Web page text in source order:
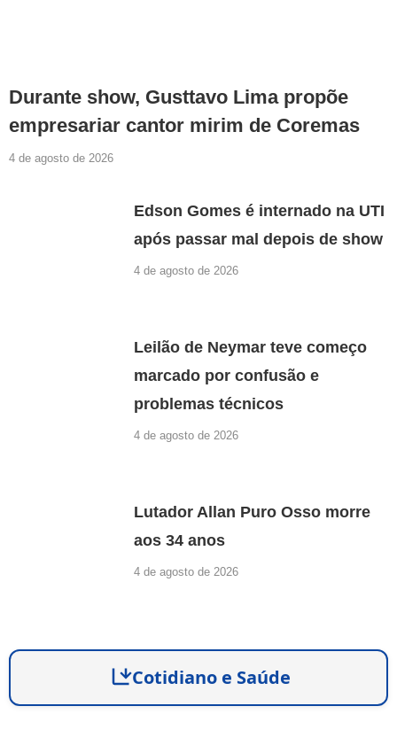
Durante show, Gusttavo Lima propõe
empresariar cantor mirim de Coremas
4 de agosto de 2026
Edson Gomes é internado na UTI
após passar mal depois de show
4 de agosto de 2026
Leilão de Neymar teve começo
marcado por confusão e
problemas técnicos
4 de agosto de 2026
Lutador Allan Puro Osso morre
aos 34 anos
4 de agosto de 2026
Cotidiano e Saúde